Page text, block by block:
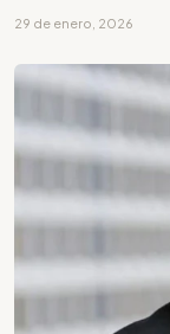
29 de enero, 2026